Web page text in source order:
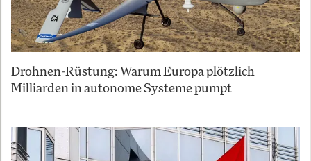
Drohnen-Rüstung: Warum Europa plötzlich
Milliarden in autonome Systeme pumpt